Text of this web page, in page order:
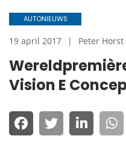
Vision E
AUTONIEUWS
19 april 2017 Peter Horst